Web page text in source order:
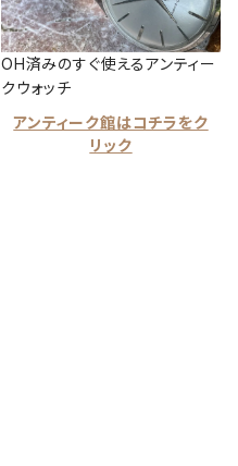
OH済みのすぐ使えるアンティー
クウォッチ
アンティーク館はコチラをク
リック